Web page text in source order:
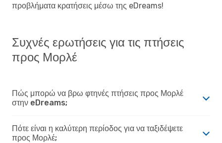
προβλήματα κρατήσεις μέσω της eDreams!
Συχνές ερωτήσεις για τις πτήσεις
προς Μορλέ
Πώς μπορώ να βρω φτηνές πτήσεις προς Μορλέ
στην eDreams;
Πότε είναι η καλύτερη περίοδος για να ταξιδέψετε
προς Μορλέ;